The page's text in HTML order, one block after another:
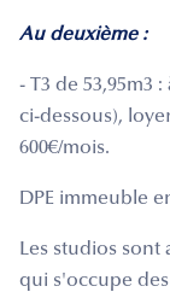
Au deuxième :
- T3 de 53,95m3
ci-dessous),
600€/mois.
DPE immeuble
Les studios
qui s'occupe